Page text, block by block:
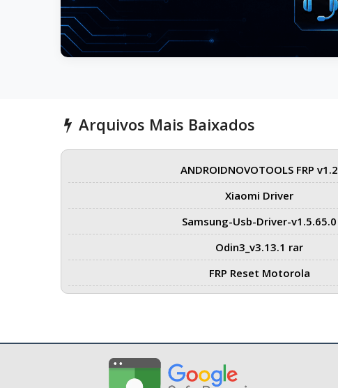
Arquivos Mais Baixados
ANDROIDNOVOTOOLS FRP v1.2
Xiaomi Driver
Samsung-Usb-Driver-v1.5.65.0
Odin3_v3.13.1 rar
FRP Reset Motorola